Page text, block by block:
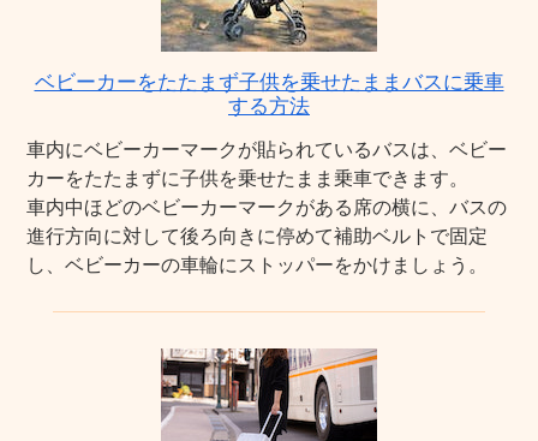
ベビーカーをたたまず子供を乗せたままバスに乗車
する方法
車内にベビーカーマークが貼られているバスは、ベビー
カーをたたまずに子供を乗せたまま乗車できます。
車内中ほどのベビーカーマークがある席の横に、バスの
進行方向に対して後ろ向きに停めて補助ベルトで固定
し、ベビーカーの車輪にストッパーをかけましょう。